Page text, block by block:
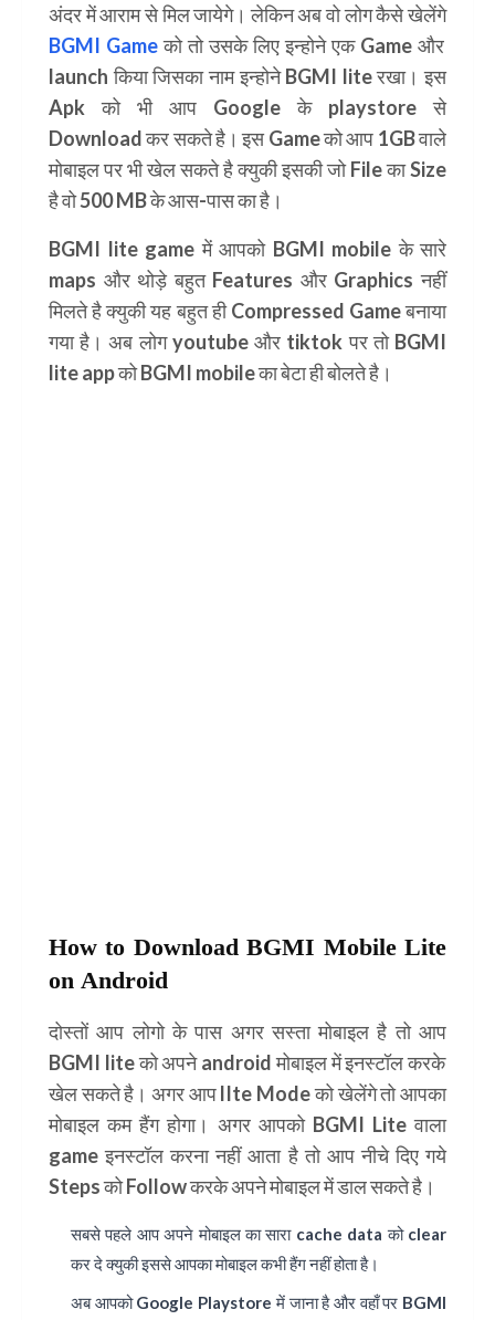
अंदर में आराम से मिल जायेगे। लेकिन अब वो लोग कैसे खेलेंगे
BGMI Gameको तो उसके लिए इन्होने एक Game और
launch किया जिसका नाम इन्होने BGMI lite रखा। इस
Apk को भी आप Google के playstore से
Download कर सकते है। इस Game को आप 1GB वाले
मोबाइल पर भी खेल सकते है क्युकी इसकी जो File का Size
है वो 500 MB के आस-पास का है।
BGMI lite game में आपको BGMI mobile के सारे
maps और थोड़े बहुत Features और Graphics नहीं
मिलते है क्युकी यह बहुत हीCompressed Gameबनाया
गया है। अब लोग youtube और tiktok पर तो BGMI
lite app को BGMI mobile का बेटा ही बोलते है।
How to Download BGMI Mobile Lite
on Android
दोस्तों आप लोगो के पास अगर सस्ता मोबाइल है तो आप
BGMI liteको अपने android मोबाइल में इनस्टॉल करके
खेल सकते है। अगर आप lIte Mode को खेलेंगे तो आपका
मोबाइल कम हैंग होगा। अगर आपको BGMI Lite वाला
game इनस्टॉल करना नहीं आता है तो आप नीचे दिए गये
Steps को Follow करके अपने मोबाइल में डाल सकते है।
सबसे पहले आप अपने मोबाइल का सारा cache data को clear
कर दे क्युकी इससे आपका मोबाइल कभी हैंग नहीं होता है।
अब आपकोGoogle Playstore में जाना है और वहाँ पर BGMI